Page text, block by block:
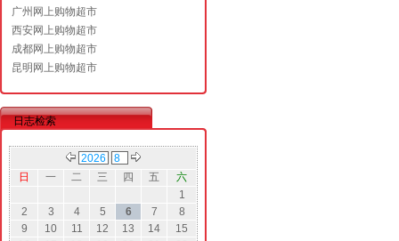
广州网上购物超市
西安网上购物超市
成都网上购物超市
昆明网上购物超市
日志检索
日 一 二 三 四 五
六
1
2
3 4 5 6 7
8
9
10 11 12 13 14
15